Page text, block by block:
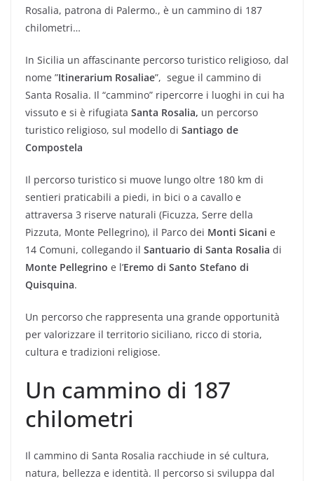
Rosalia, patrona di Palermo., è un cammino di 187
chilometri…
In Sicilia un affascinante percorso turistico religioso, dal
nome ”Itinerarium Rosaliae”, segue il cammino di
Santa Rosalia. Il “cammino” ripercorre i luoghi in cui ha
vissuto e si è rifugiata Santa Rosalia, un percorso
turistico religioso, sul modello di Santiago de
Compostela
Il percorso turistico si muove lungo oltre 180 km di
sentieri praticabili a piedi, in bici o a cavallo e
attraversa 3 riserve naturali (Ficuzza, Serre della
Pizzuta, Monte Pellegrino), il Parco dei Monti Sicani e
14 Comuni, collegando il Santuario di Santa Rosalia di
Monte Pellegrino e l’Eremo di Santo Stefano di
Quisquina.
Un percorso che rappresenta una grande opportunità
per valorizzare il territorio siciliano, ricco di storia,
cultura e tradizioni religiose.
Un cammino di 187
chilometri
Il cammino di Santa Rosalia racchiude in sé cultura,
natura, bellezza e identità. Il percorso si sviluppa dal